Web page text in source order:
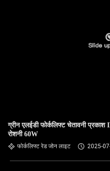
ग्रीन एलईडी फोर्कलिफ्ट चेतावनी प्रकाश
रोशनी 60W
फोर्कलिफ्ट रेड जोन लाइट 2025-